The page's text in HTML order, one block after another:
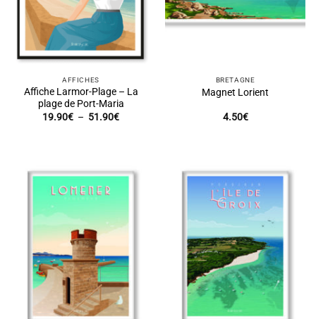
AFFICHES
Affiche Larmor-Plage – La
plage de Port-Maria
19.90€ – 51.90€Plage
BRETAGNE
Magnet Lorient
4.50€